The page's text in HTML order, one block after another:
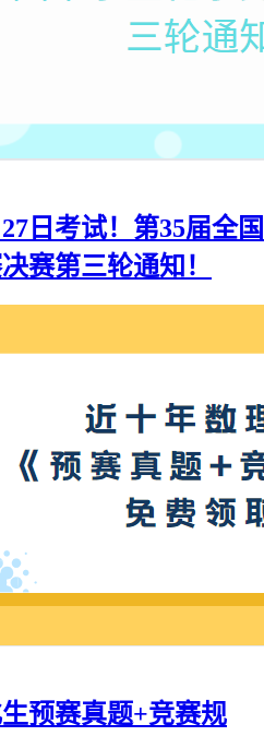
日考试！第35届全国
赛第三轮通知！
生预赛真题+竞赛规